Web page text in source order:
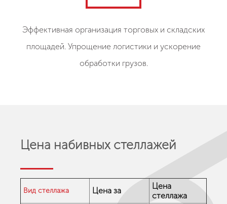
Эффективная организация торговых и складских
площадей. Упрощение логистики и ускорение
обработки грузов.
Цена набивных стеллажей
Вид стеллажа Цена за
Цена
стеллажа